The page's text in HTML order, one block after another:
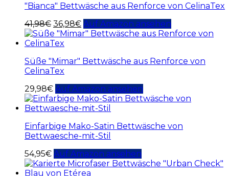
"Bianca" Bettwäsche aus Renforce von CelinaTex
41,98€ 36,98€ Auf Amazon ansehen
Süße "Mimar" Bettwäsche aus Renforce von
CelinaTex
29,98€ Auf Amazon ansehen
Einfarbige Mako-Satin Bettwäsche von
Bettwaesche-mit-Stil
54,95€ Auf Amazon ansehen